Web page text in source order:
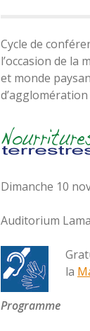
Cycle de
l’occasion de la
et monde
Dimanche 10
Auditorium
la
Programme